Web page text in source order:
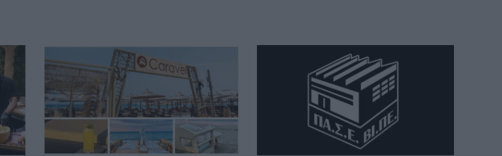
ιστορία μας»
Χαμός με τον Μπρούκλιν Μπέκαμ που
έβρασε ζυμαρικά με θαλασσινό νερό